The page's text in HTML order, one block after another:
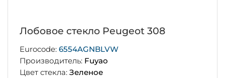
Лобовое стекло Peugeot 308
Eurocode: 6554AGNBLVW
Производитель: Fuyao
Цвет стекла: Зеленое